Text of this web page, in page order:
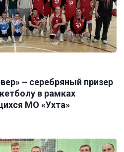
– серебряный призер
в рамках
МО «Ухта»